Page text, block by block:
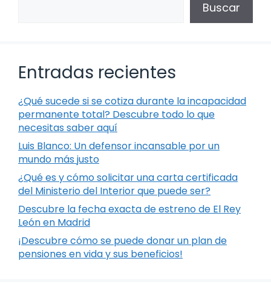
Buscar
Entradas recientes
¿Qué sucede si se cotiza durante la incapacidad
permanente total? Descubre todo lo que
necesitas saber aquí
Luis Blanco: Un defensor incansable por un
mundo más justo
¿Qué es y cómo solicitar una carta certificada
del Ministerio del Interior que puede ser?
Descubre la fecha exacta de estreno de El Rey
León en Madrid
¡Descubre cómo se puede donar un plan de
pensiones en vida y sus beneficios!